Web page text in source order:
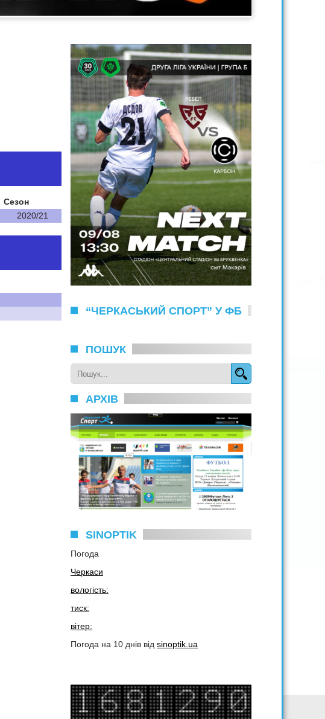
Сезон
2020/21
“ЧЕРКАСЬКИЙ СПОРТ” У ФБ
ПОШУК
АРХІВ
SINOPTIK
Погода
Черкаси
вологість:
тиск:
вітер:
Погода на 10 днів від sinoptik.ua